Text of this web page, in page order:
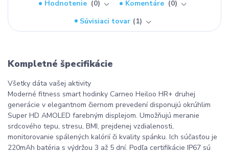
Hodnotenie
0 Komentáre
0
Súvisiaci tovar
1
Kompletné špecifikácie
Všetky dáta vašej aktivity
Moderné fitness smart hodinky Carneo Heiloo HR+ druhej
generácie v elegantnom čiernom prevedení disponujú okrúhlim
Super HD AMOLED farebným displejom. Umožňujú meranie
srdcového tepu, stresu, BMI, prejdenej vzdialenosti,
monitorovanie spálených kalórií či kvality spánku. Ich súčasťou je
220mAh batéria s výdržou 3 až 5 dní. Podľa certifikácie IP67 sú